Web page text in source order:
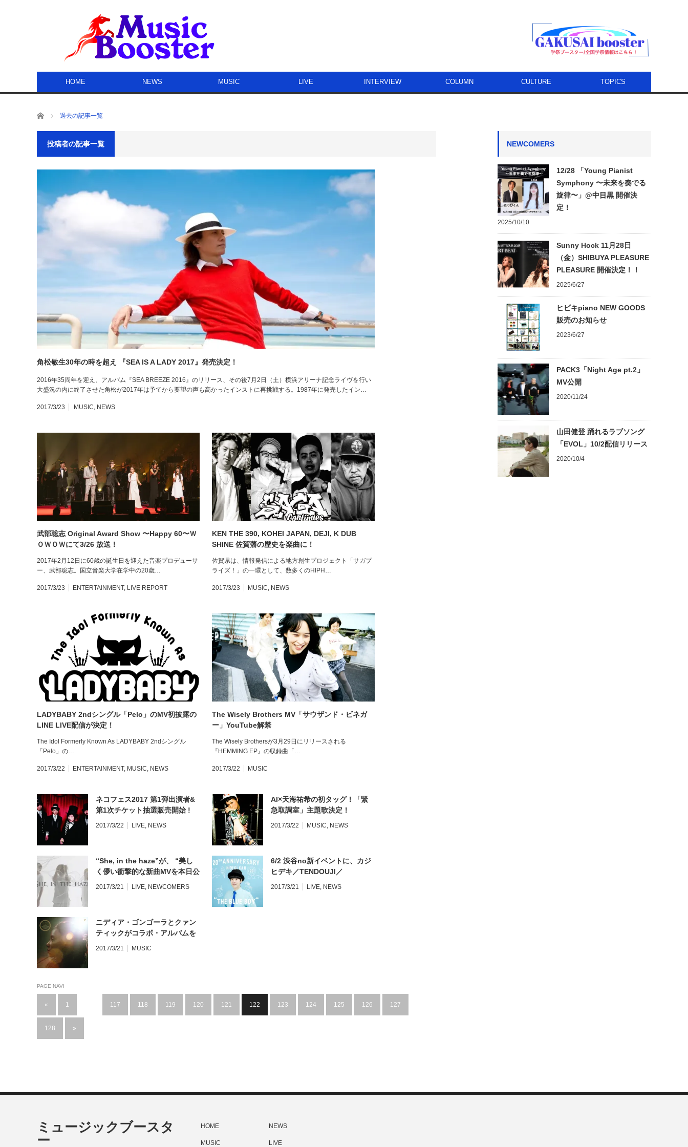
HOME NEWS MUSIC LIVE INTERVIEW COLUMN CULTURE TOPICS
ホーム 過去の記事一覧
投稿者の記事一覧
角松敏生30年の時を超え 『SEA IS A LADY 2017』発売決定！
2016年35周年を迎え、アルバム『SEA BREEZE 2016』のリリース、その後7月2日（土）横浜アリーナ記念ライヴを行い
大盛況の内に終了させた角松が2017年は予てから要望の声も高かったインストに再挑戦する。1987年に発売したイン…
2017/3/23 MUSIC, NEWS
武部聡志 Original Award Show 〜Happy 60〜Ｗ
ＯＷＯＷにて3/26 放送！
2017年2月12日に60歳の誕生日を迎えた音楽プロデューサ
ー、武部聡志。国立音楽大学在学中の20歳…
2017/3/23 ENTERTAINMENT, LIVE REPORT
KEN THE 390, KOHEI JAPAN, DEJI, K DUB
SHINE 佐賀藩の歴史を楽曲に！
佐賀県は、情報発信による地方創生プロジェクト「サガプ
ライズ！」の一環として、数多くのHIPH…
2017/3/23 MUSIC, NEWS
LADYBABY 2ndシングル「Pelo」のMV初披露の
LINE LIVE配信が決定！
The Idol Formerly Known As LADYBABY 2ndシングル
「Pelo」の…
2017/3/22 ENTERTAINMENT, MUSIC, NEWS
The Wisely Brothers MV「サウザンド・ビネガ
ー」YouTube解禁
The Wisely Brothersが3月29日にリリースされる
『HEMMING EP』の収録曲「…
2017/3/22 MUSIC
ネコフェス2017 第1弾出演者&
第1次チケット抽選販売開始 !
2017/3/22 LIVE, NEWS
AI×天海祐希の初タッグ！「緊
急取調室」主題歌決定！
2017/3/22 MUSIC, NEWS
“She, in the haze”が、 “美し
く儚い衝撃的な新曲MVを本日公
2017/3/21 LIVE, NEWCOMERS
6/2 渋谷no新イベントに、カジ
ヒデキ／TENDOUJI／
Omoinotake／
ArtTheaterGuildの出演!
2017/3/21 LIVE, NEWS
ニディア・ゴンゴーラとクァン
ティックがコラボ・アルバムを
2017/3/21 MUSIC
PAGE NAVI
« 1 117 118 119 120 121 122 123 124 125 126 127
128 »
NEWCOMERS
12/28 「Young Pianist
Symphony 〜未来を奏でる
旋律〜」@中目黒 開催決
定！
2025/10/10
Sunny Hock 11月28日
（金）SHIBUYA PLEASURE
PLEASURE 開催決定！！
2025/6/27
ヒビキpiano NEW GOODS
販売のお知らせ
2023/6/27
PACK3「Night Age pt.2」
MV公開
2020/11/24
山田健登 踊れるラブソング
「EVOL」10/2配信リリース
2020/10/4
HOME NEWS
MUSIC LIVE
ミュージックブースタ
ー